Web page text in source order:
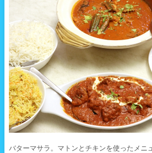
バターマサラ。マトンとチキンを使ったメニ